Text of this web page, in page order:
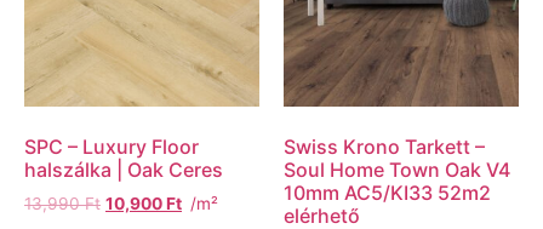
SPC – Luxury Floor
halszálka | Oak Ceres
13,990Ft 10,900Ft /m²
Swiss Krono Tarkett –
Soul Home Town Oak V4
10mm AC5/KI33 52m2
elérhető